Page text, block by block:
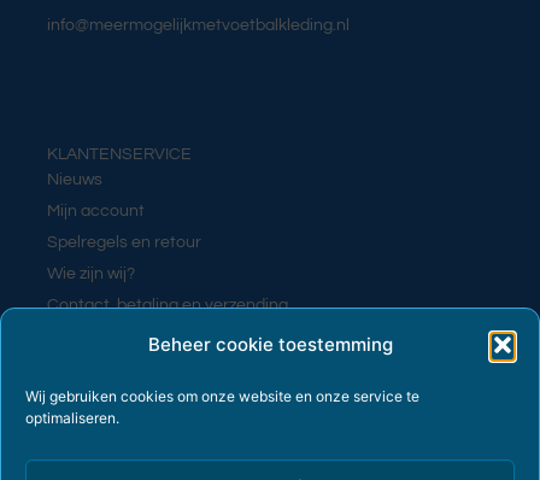
Beheer cookie toestemming
Wij gebruiken cookies om onze website en onze service te
optimaliseren.
info@meermogelijkmetvoetbalkleding.nl
KLANTENSERVICE
Nieuws
Mijn account
Spelregels en retour
Wie zijn wij?
Contact, betaling en verzending
Algemene voorwaarden